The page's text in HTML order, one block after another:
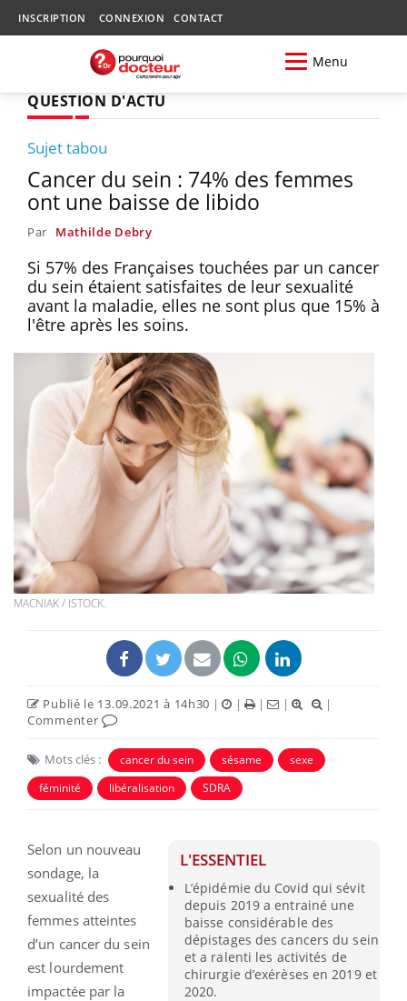
INSCRIPTION CONNEXION CONTACT
Menu
QUESTION D'ACTU
Sujet tabou
Cancer du sein : 74% des femmes
ont une baisse de libido
Par Mathilde Debry
Si 57% des Françaises touchées par un cancer
du sein étaient satisfaites de leur sexualité
avant la maladie, elles ne sont plus que 15% à
l'être après les soins.
MACNIAK / ISTOCK.
Publié le 13.09.2021 à 14h30 | | | |
|
Commenter
Mots clés : cancer du sein sésame
sexe
féminité
libéralisation SDRA
L'ESSENTIEL
L’épidémie du Covid qui sévit
depuis 2019 a entrainé une
baisse considérable des
dépistages des cancers du sein
et a ralenti les activités de
chirurgie d’exérèses en 2019 et
2020.
Selon un nouveau
sondage, la
sexualité des
femmes atteintes
d’un cancer du sein
est lourdement
impactée par la